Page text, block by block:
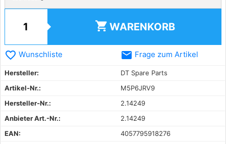
shopping_cart WARENKORB
favorite_border Wunschliste email Frage zum Artikel
Hersteller:
DT Spare Parts
Artikel-Nr.:
M5P6JRV9
Hersteller-Nr.:
2.14249
Anbieter Art.-Nr.:
2.14249
EAN:
4057795918276